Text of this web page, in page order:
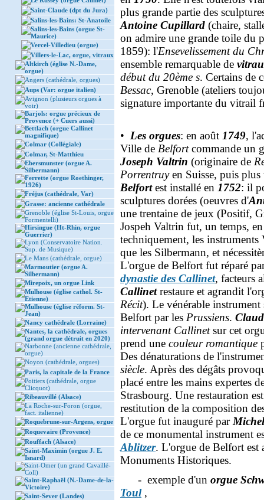
Saint-Claude (dpt du Jura)
Salins-les-Bains: St-Anatoile
Salins-les-Bains (orgue St-
Maurice)
Vercel-Villedieu (orgue)
Villers-le-Lac, orgue, vitraux
Altkirch (église N.-Dame,
orgue)
Angers (cathédrale, orgues)
Aups (Var: orgue italien)
Avignon (plusieurs orgues à
voir)
Barjols: orgue précieux de
Provence (+ Cuers aussi)
Bettlach (orgue Callinet
magnifique)
Colmar (Collégiale)
Colmar, St-Matthieu
Ebersmunster (orgue A.
Silbermann)
Ferrette (orgue Roethinger,
1926)
Fréjus (cathédrale, Var)
Grasse: ancienne cathédrale
Grenoble (église St-Louis, orgue
Formentelli)
Hirsingue (Ht-Rhin, orgue
Guerrier)
Lyon (Conservatoire Nation.
Sup. de Musique)
Le Mans (cathédrale, orgue)
Marmoutier (orgue A.
Silbermann)
Mirepoix, un orgue Link
Mulhouse (église cathol. St-
Etienne)
Mulhouse (église réform. St-
Jean)
Nancy cathédrale (Lorraine)
Nantes, la cathédrale, orgues
(grand orgue détruit en 2020)
Narbonne (ancienne cathédrale,
orgue)
Noyon (cathédrale, orgues)
Paris, la capitale de la France
Poitiers (cathédrale, orgue
Clicquot)
Ribeauvillé (Alsace)
La Roche-sur-Foron (orgue,
fact. italienne)
Roquebrune-sur-Argens, orgue
Roquevaire (Provence)
Rouffach (Alsace)
Saint-Maximin (orgue J. E.
Isnard)
Saint-Omer (un grand Cavaillé-
Coll)
Saint-Raphaël (N.-Dame-de-la-
Victoire)
Saint-Sever (Landes)
plus grande partie des
Antoine Cupillard (chaire,
on admire une grande toile du
1859): l'Ensevelissement du
ensemble remarquable de
début du 20ème s. Certains de
Bessac, Grenoble (ateliers
signature importante du vitrail
• Les orgues: en août 1749,
Ville de Belfortcommande un
Joseph Valtrin (originaire de
Porrentruyen Suisse, puis
Belfortest installé en 1752: il
sculptures dorées (oeuvres d'
une trentaine de jeux (Positif,
Jospeh Valtrin fut, un temps,
techniquement, les
que les Silbermann, et
L'orgue de Belfort fut réparé
dynastie des Callinet, facteurs
Callinetrestaure et agrandit
Récit). Le vénérable instrument
Belfort par les Prussiens.
intervenant Callinetsur cet
prend une couleur romantique
Des dénaturations de
siècle. Après des dégâts
placé entre les mains expertes
Strasbourg. Une restauration
restitution de la composition
L'orgue fut inauguré par
de ce monumental instrument
Ablitzer. L'orgue de Belfort est
Monuments Historiques.
- exemple d'un orgue
Toul,